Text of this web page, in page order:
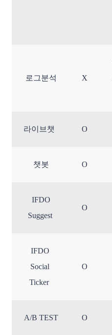
로그분석 X
라이브챗 O
챗봇 O​
IFDO
Suggest
O​
IFDO
Social
Ticker
O​
A/B TEST O​